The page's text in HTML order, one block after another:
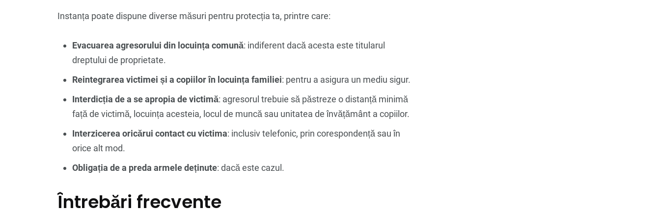
Instanța poate dispune diverse măsuri pentru protecția ta, printre care:
Evacuarea agresorului din locuința comună: indiferent dacă acesta este titularul
dreptului de proprietate.
Reintegrarea victimei și a copiilor în locuința familiei: pentru a asigura un mediu sigur.
Interdicția de a se apropia de victimă: agresorul trebuie să păstreze o distanță minimă
față de victimă, locuința acesteia, locul de muncă sau unitatea de învățământ a copiilor.
Interzicerea oricărui contact cu victima: inclusiv telefonic, prin corespondență sau în
orice alt mod.
Obligația de a preda armele deținute: dacă este cazul.
Întrebări frecvente